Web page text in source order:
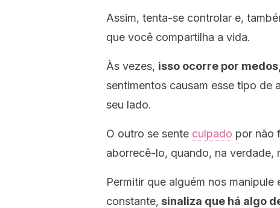
Assim, tenta-se controlar e,
que você compartilha a vida.
Às vezes, isso ocorre por
sentimentos causam esse tipo de
seu lado.
O outro se sente culpado por não
aborrecê-lo, quando, na verdade,
Permitir que alguém nos
constante, sinaliza que há algo